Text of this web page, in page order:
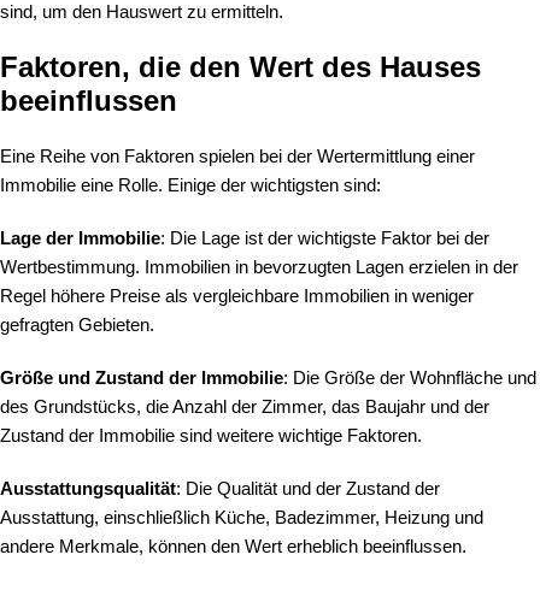
sind, um den Hauswert zu ermitteln.
Faktoren, die den Wert des Hauses
beeinflussen
Eine Reihe von Faktoren spielen bei der Wertermittlung einer
Immobilie eine Rolle. Einige der wichtigsten sind:
Lage der Immobilie: Die Lage ist der wichtigste Faktor bei der
Wertbestimmung. Immobilien in bevorzugten Lagen erzielen in der
Regel höhere Preise als vergleichbare Immobilien in weniger
gefragten Gebieten.
Größe und Zustand der Immobilie: Die Größe der Wohnfläche und
des Grundstücks, die Anzahl der Zimmer, das Baujahr und der
Zustand der Immobilie sind weitere wichtige Faktoren.
Ausstattungsqualität: Die Qualität und der Zustand der
Ausstattung, einschließlich Küche, Badezimmer, Heizung und
andere Merkmale, können den Wert erheblich beeinflussen.